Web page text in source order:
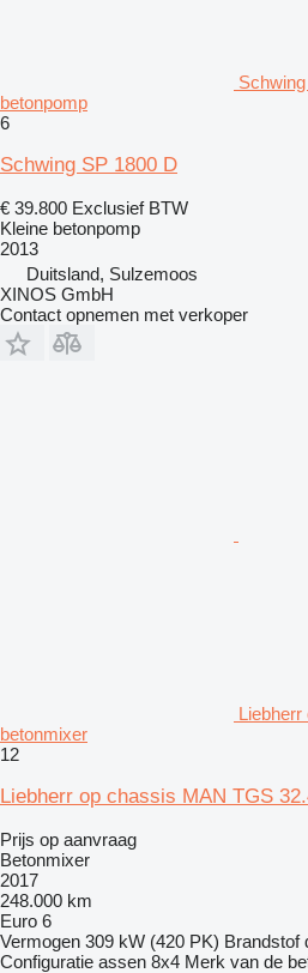
betonpomp
6
Schwing SP 1800 D
€ 39.800 Exclusief BTW
Kleine betonpomp
2013
Duitsland, Sulzemoos
XINOS GmbH
Contact opnemen met verkoper
betonmixer
12
Liebherr op chassis MAN TGS
Prijs op aanvraag
Betonmixer
2017
248.000 km
Euro 6
Vermogen 309 kW (420 PK) Brandstof
Configuratie assen 8x4 Merk van de